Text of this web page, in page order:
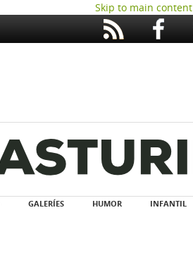
Skip to main content
GALERÍES HUMOR INFANTIL